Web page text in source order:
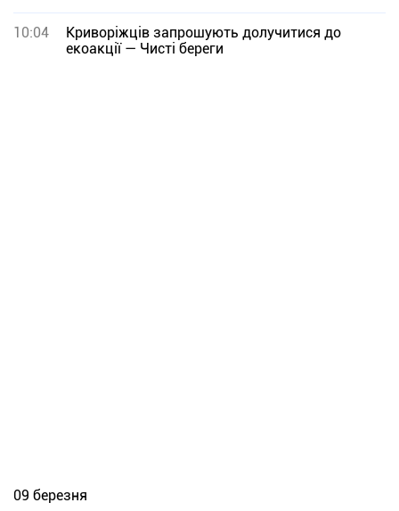
10:04
Криворіжців запрошують долучитися до
екоакції — Чисті береги
09 березня